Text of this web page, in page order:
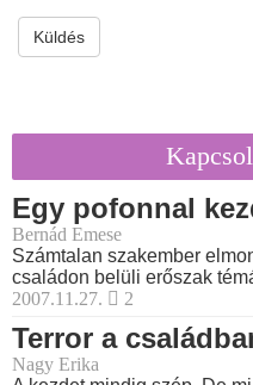
Küldés
Egy pofonnal
Bernád Emese
Számtalan szakember
családon belüli erőszak
2007.11.27.
2
Terror a
Nagy Erika